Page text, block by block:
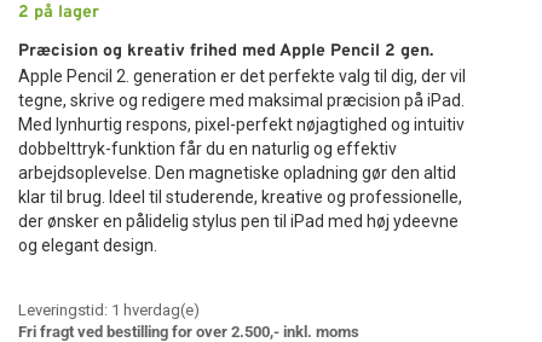
2 på lager
Præcision og kreativ frihed med Apple Pencil 2 gen.
Apple Pencil 2. generation er det perfekte valg til dig, der vil
tegne, skrive og redigere med maksimal præcision på iPad.
Med lynhurtig respons, pixel-perfekt nøjagtighed og intuitiv
dobbelttryk-funktion får du en naturlig og effektiv
arbejdsoplevelse. Den magnetiske opladning gør den altid
klar til brug. Ideel til studerende, kreative og professionelle,
der ønsker en pålidelig stylus pen til iPad med høj ydeevne
og elegant design.
Leveringstid: 1 hverdag(e)
Fri fragt ved bestilling for over 2.500,- inkl. moms